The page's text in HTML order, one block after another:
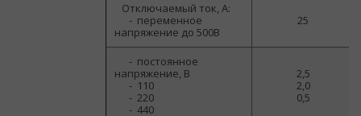
Отключаемый ток, А:
- переменное
напряжение до 500В
25
- постоянное
напряжение, В
- 110
- 220
- 440
2,5
2,0
0,5